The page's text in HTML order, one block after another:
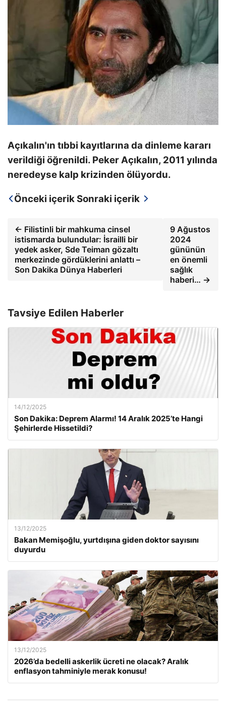
Açıkalın'ın tıbbi kayıtlarına da dinleme kararı
verildiği öğrenildi. Peker Açıkalın, 2011 yılında
neredeyse kalp krizinden ölüyordu.
Önceki içerik Sonraki içerik
← Filistinli bir mahkuma cinsel
istismarda bulundular: İsrailli bir
yedek asker, Sde Teiman gözaltı
merkezinde gördüklerini anlattı –
Son Dakika Dünya Haberleri
9 Ağustos
2024
gününün
en önemli
sağlık
haberi… →
Tavsiye Edilen Haberler
14/12/2025
Son Dakika: Deprem Alarmı! 14 Aralık 2025’te Hangi
Şehirlerde Hissetildi?
13/12/2025
Bakan Memişoğlu, yurtdışına giden doktor sayısını
duyurdu
13/12/2025
2026’da bedelli askerlik ücreti ne olacak? Aralık
enflasyon tahminiyle merak konusu!